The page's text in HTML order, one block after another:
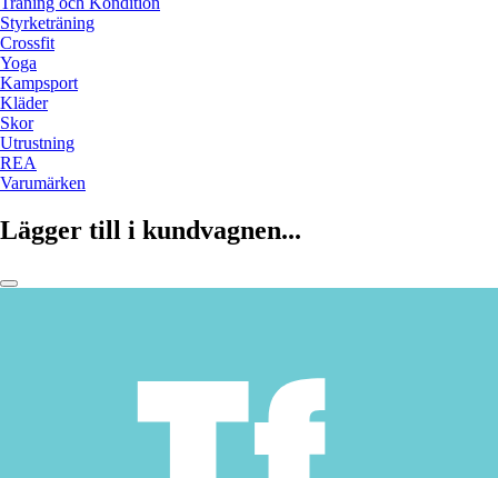
Styrketräning
Crossfit
Yoga
Kampsport
Kläder
Skor
Utrustning
REA
Varumärken
Lägger till i kundvagnen...